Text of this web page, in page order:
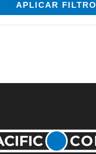
APLICAR FILTRO